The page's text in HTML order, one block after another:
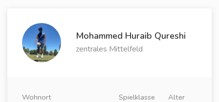
Mohammed Huraib Qureshi
zentrales Mittelfeld
Wohnort
Spielklasse
Alter